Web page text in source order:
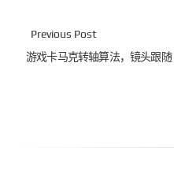
Previous Post
游戏卡马克转轴算法，镜头跟随